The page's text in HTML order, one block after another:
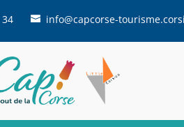
info@capcorse-